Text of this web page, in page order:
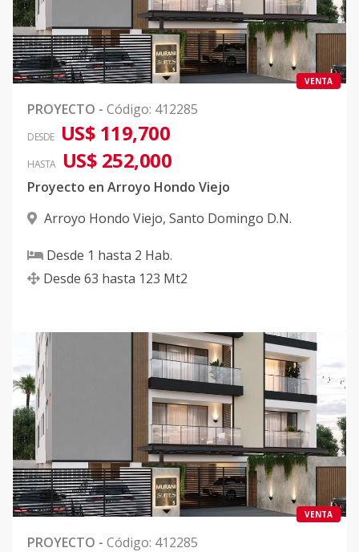
VENTA
PROYECTO - Código: 412285
DESDE US$ 119,700
HASTA US$ 252,000
Proyecto en Arroyo Hondo Viejo
Arroyo Hondo Viejo, Santo Domingo D.N.
Desde 1 hasta 2 Hab.
Desde 63 hasta 123 Mt2
VENTA
PROYECTO - Código: 412285